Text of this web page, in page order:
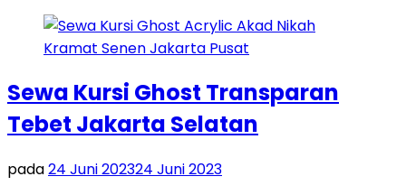
Sewa Kursi Ghost Transparan
Tebet Jakarta Selatan
pada24 Juni 202324 Juni 2023